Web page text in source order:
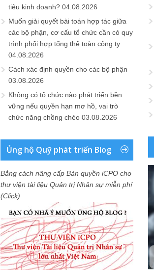
tiêu kinh doanh? 04.08.2026
Muốn giải quyết bài toán hợp tác giữa
các bộ phận, cơ cấu tổ chức cần có quy
trình phối hợp tổng thể toàn công ty
04.08.2026
Cách xác định quyền cho các bộ phận
03.08.2026
Không có tổ chức nào phát triển bền
vững nếu quyền hạn mơ hồ, vai trò
chức năng chồng chéo 03.08.2026
Ủng hộ Quỹ phát triển Blog
Bằng cách nâng cấp Bản quyền iCPO cho
thư viện tài liệu Quản trị Nhân sự miễn phí
(Click)